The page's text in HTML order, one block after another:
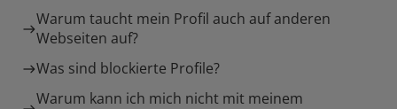
Warum taucht mein Profil auch auf anderen
Webseiten auf?
Was sind blockierte Profile?
Warum kann ich mich nicht mit meinem